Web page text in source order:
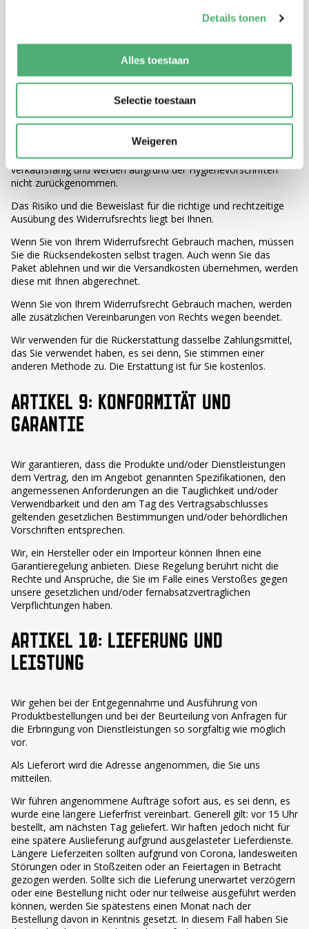
Details tonen
Alles toestaan
Selectie toestaan
Weigeren
Sie werden das Produkt mit allen gelieferten Zubehörteilen im
Originalzustand und in der Originalverpackung zurücksenden und
das Produkt und die Verpackung mit Sorgfalt behandeln. Wenn
die Verpackung mit Klebeband versehen und/oder beschädigt
bedeutet, dass Sie das Produkt nur so weit auspacken oder
benutzen, wie es für die Beurteilung, ob Sie es behalten
Parfüm, Rauchgeruch oder andere nicht sichtbare und nicht
wahrnehmbare Spuren machen das Produkt für uns nicht mehr
verkaufsfähig und werden aufgrund der Hygienevorschriften
nicht zurückgenommen.
Das Risiko und die Beweislast für die richtige und rechtzeitige
Ausübung des Widerrufsrechts liegt bei Ihnen.
Wenn Sie von Ihrem Widerrufsrecht Gebrauch machen, müssen
Sie die Rücksendekosten selbst tragen. Auch wenn Sie das
Paket ablehnen und wir die Versandkosten übernehmen, werden
diese mit Ihnen abgerechnet.
Wenn Sie von Ihrem Widerrufsrecht Gebrauch machen, werden
alle zusätzlichen Vereinbarungen von Rechts wegen beendet.
Wir verwenden für die Rückerstattung dasselbe Zahlungsmittel,
das Sie verwendet haben, es sei denn, Sie stimmen einer
anderen Methode zu. Die Erstattung ist für Sie kostenlos.
ARTIKEL 9: KONFORMITÄT UND
GARANTIE
Wir garantieren, dass die Produkte und/oder Dienstleistungen
dem Vertrag, den im Angebot genannten Spezifikationen, den
angemessenen Anforderungen an die Tauglichkeit und/oder
Verwendbarkeit und den am Tag des Vertragsabschlusses
geltenden gesetzlichen Bestimmungen und/oder behördlichen
Vorschriften entsprechen.
Wir, ein Hersteller oder ein Importeur können Ihnen eine
Garantieregelung anbieten. Diese Regelung berührt nicht die
Rechte und Ansprüche, die Sie im Falle eines Verstoßes gegen
unsere gesetzlichen und/oder fernabsatzvertraglichen
Verpflichtungen haben.
ARTIKEL 10: LIEFERUNG UND
LEISTUNG
Wir gehen bei der Entgegennahme und Ausführung von
Produktbestellungen und bei der Beurteilung von Anfragen für
die Erbringung von Dienstleistungen so sorgfältig wie möglich
vor.
Als Lieferort wird die Adresse angenommen, die Sie uns
mitteilen.
Wir führen angenommene Aufträge sofort aus, es sei denn, es
wurde eine längere Lieferfrist vereinbart. Generell gilt: vor 15 Uhr
bestellt, am nächsten Tag geliefert. Wir haften jedoch nicht für
eine spätere Auslieferung aufgrund ausgelasteter Lieferdienste.
Längere Lieferzeiten sollten aufgrund von Corona, landesweiten
Störungen oder in Stoßzeiten oder an Feiertagen in Betracht
gezogen werden. Sollte sich die Lieferung unerwartet verzögern
oder eine Bestellung nicht oder nur teilweise ausgeführt werden
können, werden Sie spätestens einen Monat nach der
Bestellung davon in Kenntnis gesetzt. In diesem Fall haben Sie